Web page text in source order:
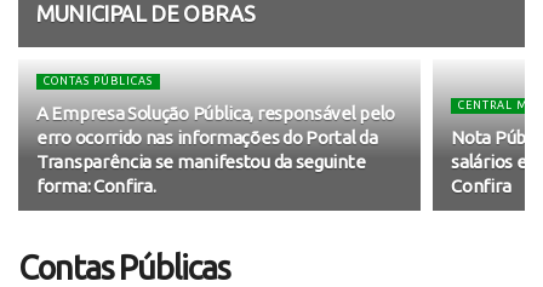
MUNICIPAL DE OBRAS
CONTAS PÚBLICAS
A Empresa Solução Pública, responsável pelo
erro ocorrido nas informações do Portal da
Transparência se manifestou da seguinte
forma: Confira.
CENTRAL
Nota
salários
Confira
Contas Públicas